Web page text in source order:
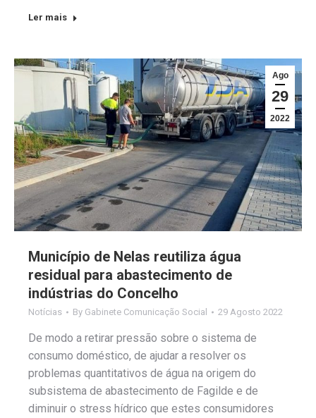
Ler mais
Ago
29
2022
Município de Nelas reutiliza água
residual para abastecimento de
indústrias do Concelho
Notícias By Gabinete Comunicação Social 29 Agosto 2022
De modo a retirar pressão sobre o sistema de
consumo doméstico, de ajudar a resolver os
problemas quantitativos de água na origem do
subsistema de abastecimento de Fagilde e de
diminuir o stress hídrico que estes consumidores